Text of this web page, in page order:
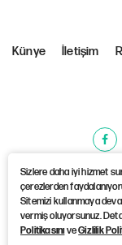
Sizlere daha iyi hizmet
çerezlerden
Sitemizi kullanmaya
vermiş oluyorsunuz.
PolitikasınıveGizlilik
Künye İletişim